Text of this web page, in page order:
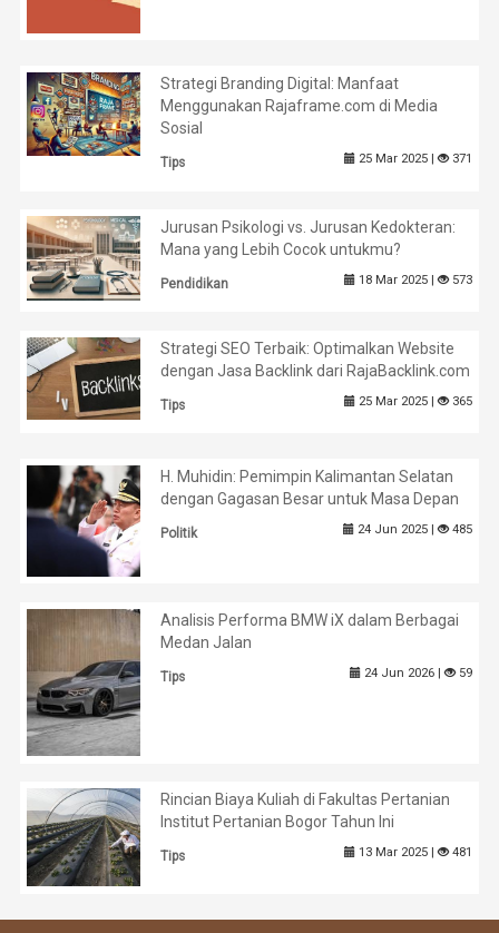
Strategi Branding Digital: Manfaat
Menggunakan Rajaframe.com di Media
Sosial
Tips 25 Mar 2025 | 371
Jurusan Psikologi vs. Jurusan Kedokteran:
Mana yang Lebih Cocok untukmu?
Pendidikan 18 Mar 2025 | 573
Strategi SEO Terbaik: Optimalkan Website
dengan Jasa Backlink dari RajaBacklink.com
Tips 25 Mar 2025 | 365
H. Muhidin: Pemimpin Kalimantan Selatan
dengan Gagasan Besar untuk Masa Depan
Politik 24 Jun 2025 | 485
Analisis Performa BMW iX dalam Berbagai
Medan Jalan
Tips 24 Jun 2026 | 59
Rincian Biaya Kuliah di Fakultas Pertanian
Institut Pertanian Bogor Tahun Ini
Tips 13 Mar 2025 | 481